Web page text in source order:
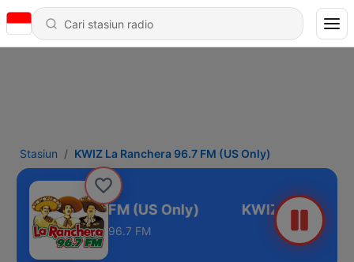
Stasiun KWIZ La Ranchera 96.7 FM (US Only)
96.7 FM (US Only)
96.7 FM